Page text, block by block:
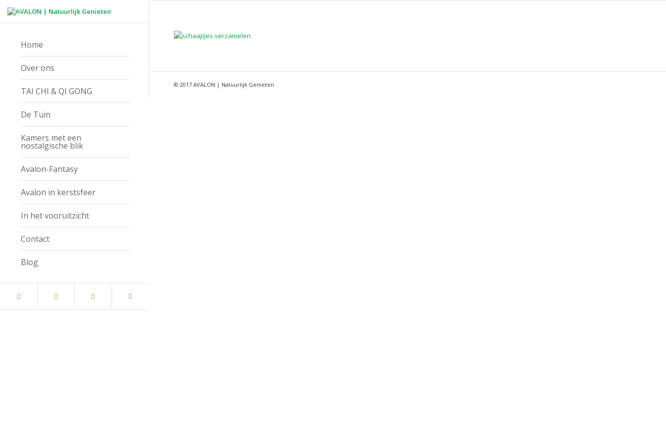
Home
Over ons
TAI CHI & QI GONG
De Tuin
Kamers met een
nostalgische blik
Avalon-Fantasy
Avalon in kerstsfeer
In het vooruitzicht
Contact
Blog
© 2017 AVALON | Natuurlijk Genieten